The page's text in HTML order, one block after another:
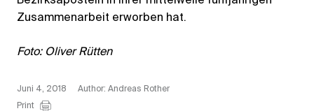
Zusammenarbeit erworben hat.
Foto: Oliver Rütten
Juni 4, 2018
Author: Andreas Rother
Print